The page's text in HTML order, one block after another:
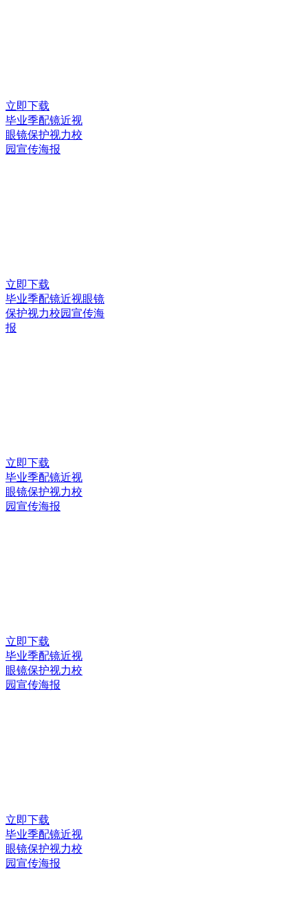
立即下载
毕业季配镜近视
眼镜保护视力校
园宣传海报
立即下载
毕业季配镜近视眼镜
保护视力校园宣传海
报
立即下载
毕业季配镜近视
眼镜保护视力校
园宣传海报
立即下载
毕业季配镜近视
眼镜保护视力校
园宣传海报
立即下载
毕业季配镜近视
眼镜保护视力校
园宣传海报